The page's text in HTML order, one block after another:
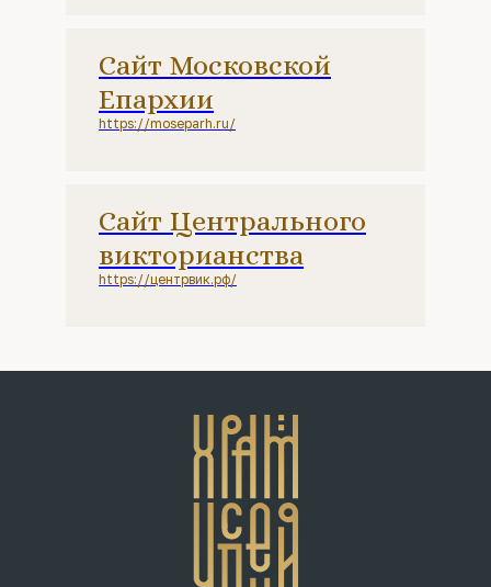
Сайт Центрального
викторианства
https://центрвик.рф/
Сайт Московской
Епархии
https://moseparh.ru/